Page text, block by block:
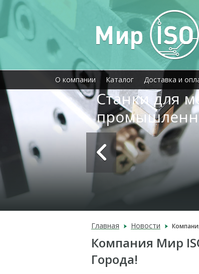
О компании Каталог Доставка и
Станки для
Главная Новости
Компания Мир
Города!